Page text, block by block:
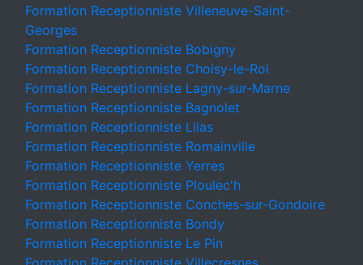
Formation Receptionniste Villeneuve-Saint-
Georges
Formation Receptionniste Bobigny
Formation Receptionniste Choisy-le-Roi
Formation Receptionniste Lagny-sur-Marne
Formation Receptionniste Bagnolet
Formation Receptionniste Lilas
Formation Receptionniste Romainville
Formation Receptionniste Yerres
Formation Receptionniste Ploulec'h
Formation Receptionniste Conches-sur-Gondoire
Formation Receptionniste Bondy
Formation Receptionniste Le Pin